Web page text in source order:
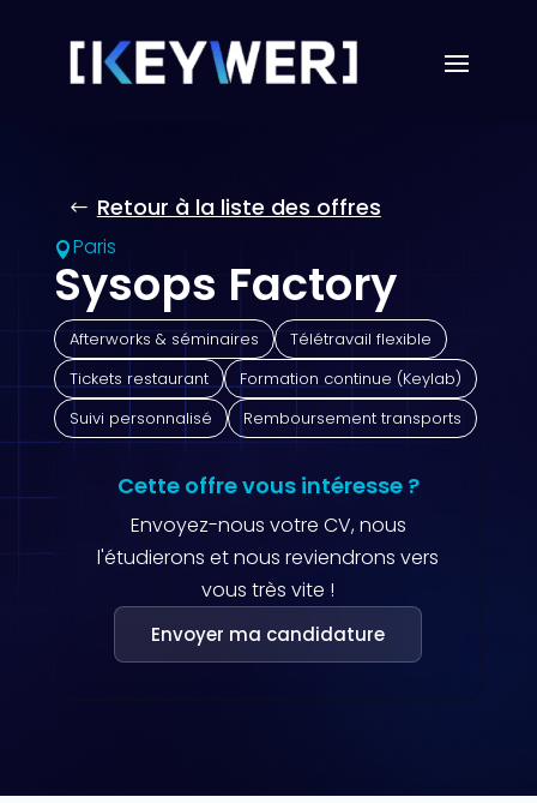
Retour à la liste des offres
Paris
Sysops Factory
Afterworks & séminaires
Télétravail flexible
Tickets restaurant
Formation continue (Keylab)
Suivi personnalisé
Remboursement transports
Cette offre vous intéresse ?
Envoyez-nous votre CV, nous
l'étudierons et nous reviendrons vers
vous très vite !
Envoyer ma candidature